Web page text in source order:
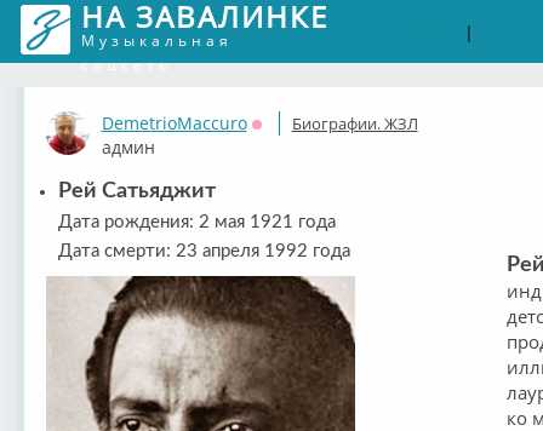
НА ЗАВАЛИНКЕ
Музыкальная
соцсеть
|
DemetrioMaccuro
Оффлайн
админ
Биографии. ЖЗЛ
Рей Сатьяджит
Дата рождения: 2 мая 1921 года
Дата смерти: 23 апреля 1992 года
ко